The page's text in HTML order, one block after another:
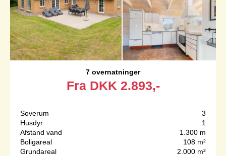
7 overnatninger
Fra DKK 2.893,-
Soverum
3
Husdyr
1
Afstand vand
1.300 m
Boligareal
108 m²
Grundareal
2.000 m²